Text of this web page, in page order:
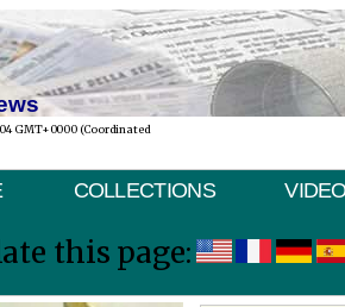
GMT+0000 (Coordinated
COLLECTIONS
this page: